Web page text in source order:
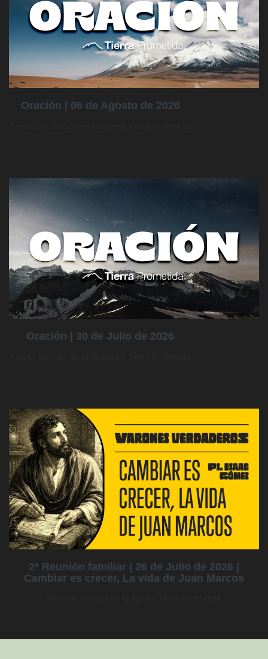
Oración | 06 de Agosto de 2026
Oración | 30 de Julio de 2026
2ª Reunión familiar | 26 de Julio de 2026 |
Cambiar es crecer, La vida de Juan Marcos